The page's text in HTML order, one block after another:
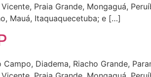
Praia Grande, Mongaguá,
Mauá, Itaquaquecetuba; e […]
Diadema, Riacho Grande,